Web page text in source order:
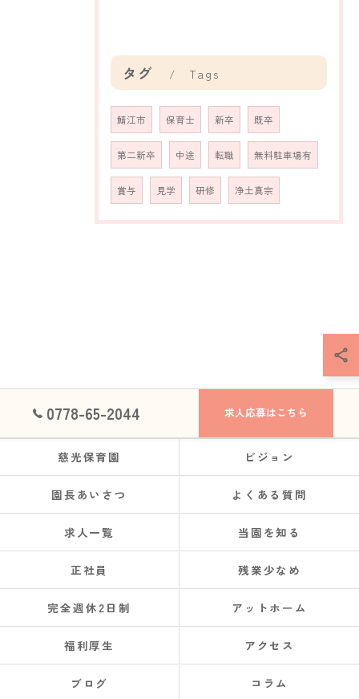
タグ Tags
鯖江市 保育士 新卒 既卒
第二新卒 中途 転職 無料駐車場有
賞与 見学 研修 浄土真宗
0778-65-2044 求人応募はこちら
慈光保育園 ビジョン
園長あいさつ よくある質問
求人一覧 当園を知る
正社員 残業少なめ
完全週休2日制 アットホーム
福利厚生 アクセス
ブログ コラム